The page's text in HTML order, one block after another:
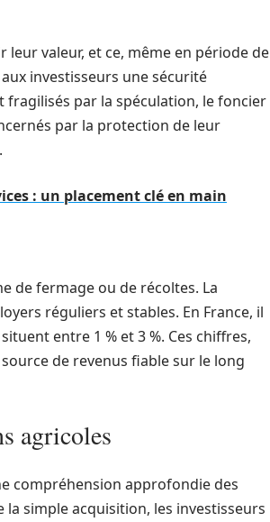
valeur, et ce, même en période de
investisseurs une sécurité
par la spéculation, le foncier
par la protection de leur
: un placement clé en main
de fermage ou de récoltes. La
réguliers et stables. En France, il
entre 1 % et 3 %. Ces chiffres,
de revenus fiable sur le long
agricoles
compréhension approfondie des
simple acquisition, les investisseurs